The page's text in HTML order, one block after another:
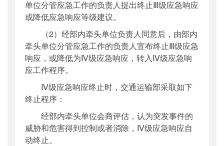
单位分管应急工作的负责人提出终止Ⅲ级应急响应
或降低应急响应等级建议。
（2）经部内牵头单位负责人同意后，由部内
牵头单位分管应急工作的负责人宣布终止Ⅲ级应急
响应，或降低为Ⅳ级应急响应，转入Ⅳ级应急响
应工作程序。
Ⅳ级应急响应终止时，交通运输部采取如下
终止程序：
经部内牵头单位会商评估，认为突发事件的
威胁和危害得到控制或者消除，Ⅳ级应急响应自
动终止。